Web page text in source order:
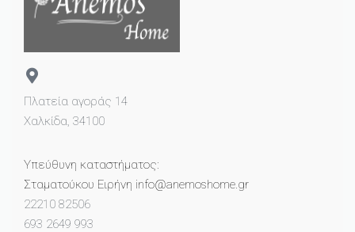
Πλατεία αγοράς 14
Χαλκίδα, 34100
Υπεύθυνη καταστήματος:
Σταματούκου Ειρήνη info@anemoshome.gr
22210 82506
693 2649 993